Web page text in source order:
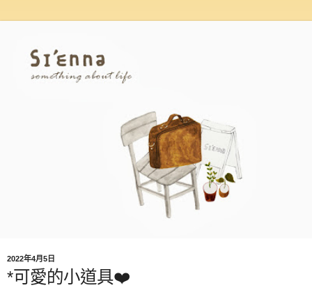
2022年4月5日
*可愛的小道具❤️